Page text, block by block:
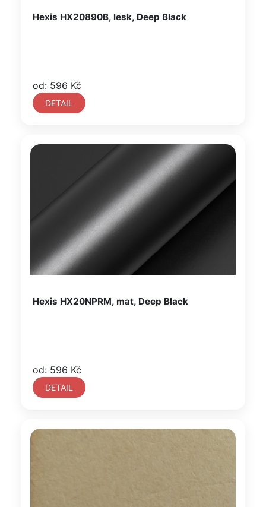
Hexis HX20890B, lesk, Deep Black
od: 596 Kč
DETAIL
Hexis HX20NPRM, mat, Deep Black
od: 596 Kč
DETAIL